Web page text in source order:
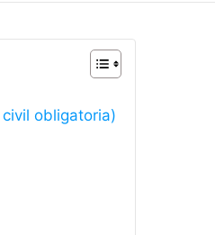
obligatoria)